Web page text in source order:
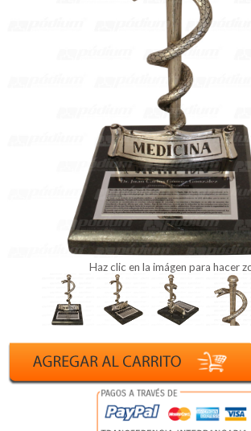
Haz clic en la imágen para hacer